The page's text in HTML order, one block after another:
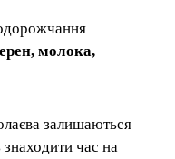
молока,
залишаються
час на